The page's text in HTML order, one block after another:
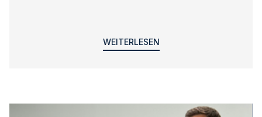
WEITERLESEN